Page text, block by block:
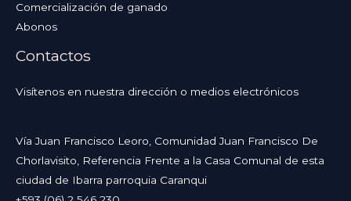
Comercialización de ganado
Abonos
Contactos
Visítenos en nuestra dirección o medios electrónicos
Vía Juan Francisco Leoro, Comunidad Juan Francisco De
Chorlavisito, Referencia Frente a la Casa Comunal de esta
ciudad de Ibarra parroquia Caranqui